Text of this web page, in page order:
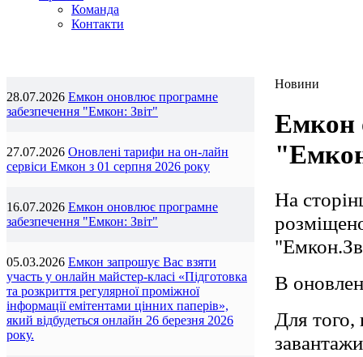
Команда
Контакти
28.07.2026 Емкон оновлює програмне
забезпечення "Емкон: Звіт"
27.07.2026 Оновлені тарифи на он-лайн
сервіси Емкон з 01 серпня 2026 року
16.07.2026 Емкон оновлює програмне
забезпечення "Емкон: Звіт"
05.03.2026 Емкон запрошує Вас взяти
участь у онлайн майстер-класі «Підготовка
та розкриття регулярної проміжної
інформації емітентами цінних паперів»,
який відбудеться онлайн 26 березня 2026
року.
Новини
Емкон
На
В
Для того,